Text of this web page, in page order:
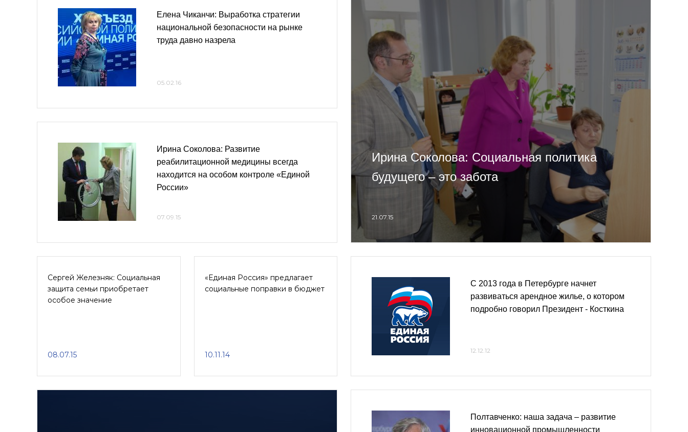
Елена Чиканчи: Выработка стратегии
национальной безопасности на рынке
труда давно назрела
05.02.16
Ирина Соколова: Развитие
реабилитационной медицины всегда
находится на особом контроле «Единой
России»
07.09.15
Ирина Соколова: Социальная политика
будущего – это забота
21.07.15
Сергей Железняк: Социальная
защита семьи приобретает
особое значение
08.07.15
«Единая Россия» предлагает
социальные поправки в бюджет
10.11.14
С 2013 года в Петербурге начнет
развиваться арендное жилье, о котором
подробно говорил Президент - Косткина
12.12.12
Полтавченко: наша задача – развитие
инновационной промышленности